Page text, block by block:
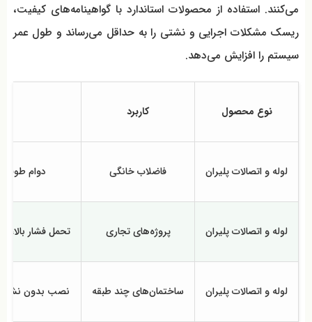
می‌کنند. استفاده از محصولات استاندارد با گواهینامه‌های کیفیت،
ریسک مشکلات اجرایی و نشتی را به حداقل می‌رساند و طول عمر
سیستم را افزایش می‌دهد.
نوع محصول کاربرد
لوله و اتصالات پلیران فاضلاب خانگی دوام
لوله و اتصالات پلیران پروژه‌های تجاری تحمل فشار بالا،
لوله و اتصالات پلیران ساختمان‌های چند طبقه نصب بدون